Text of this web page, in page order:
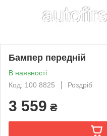
Бампер передній
В наявності
Код: 100 8825
Роздріб
3 559 ₴